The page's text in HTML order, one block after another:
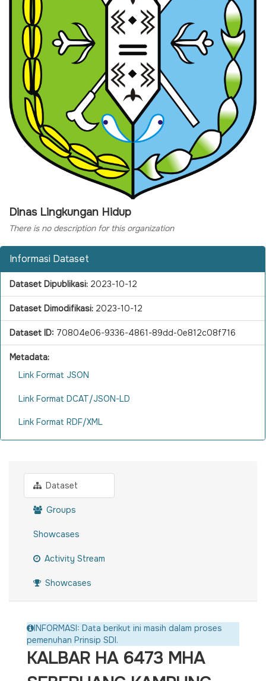
Dinas Lingkungan Hidup
There is no description for this organization
Informasi Dataset
Dataset Dipublikasi: 2023-10-12
Dataset Dimodifikasi: 2023-10-12
Dataset ID: 70804e06-9336-4861-89dd-0e812c08f716
Metadata:
Link Format JSON
Link Format DCAT/JSON-LD
Link Format RDF/XML
Dataset
Groups
Showcases
Activity Stream
Showcases
INFORMASI: Data berikut ini masih dalam proses
pemenuhan Prinsip SDI.
KALBAR HA 6473 MHA